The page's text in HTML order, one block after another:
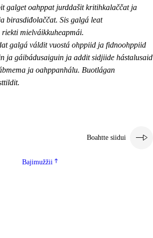
galget oahppat jurddašit kritihkalaččat ja
birasdiđolaččat. Sis galgá leat
mielváikkuheapmái.
galgá váldit vuostá ohppiid ja fidnoohppiid
ja gáibádusaiguin ja addit sidjiide hástalusaid
ja oahppanhálu. Buotlágan
Boahtte siidui
Bajimužžii